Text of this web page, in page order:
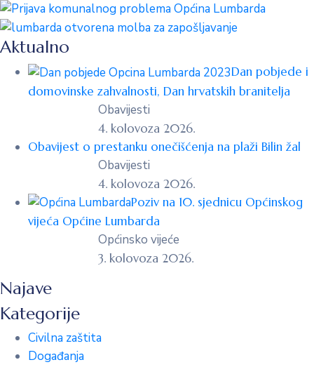
Aktualno
Dan pobjede i
domovinske zahvalnosti, Dan hrvatskih branitelja
Obavijesti
4. kolovoza 2026.
Obavijest o prestanku onečišćenja na plaži Bilin žal
Obavijesti
4. kolovoza 2026.
Poziv na 10. sjednicu Općinskog
vijeća Općine Lumbarda
Općinsko vijeće
3. kolovoza 2026.
Najave
Kategorije
Civilna zaštita
Događanja